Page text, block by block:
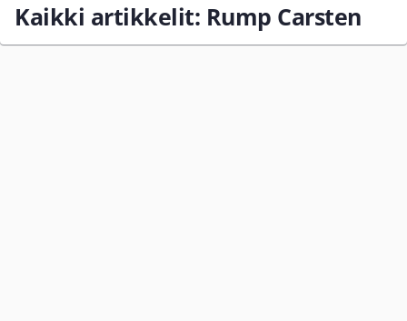
Kaikki artikkelit: Rump Carsten